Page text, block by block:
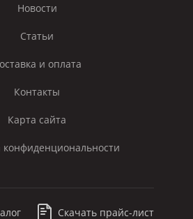
Новости
Статьи
и оплата
Контакты
Карта сайта
конфиденциональности
Скачать прайс-лист